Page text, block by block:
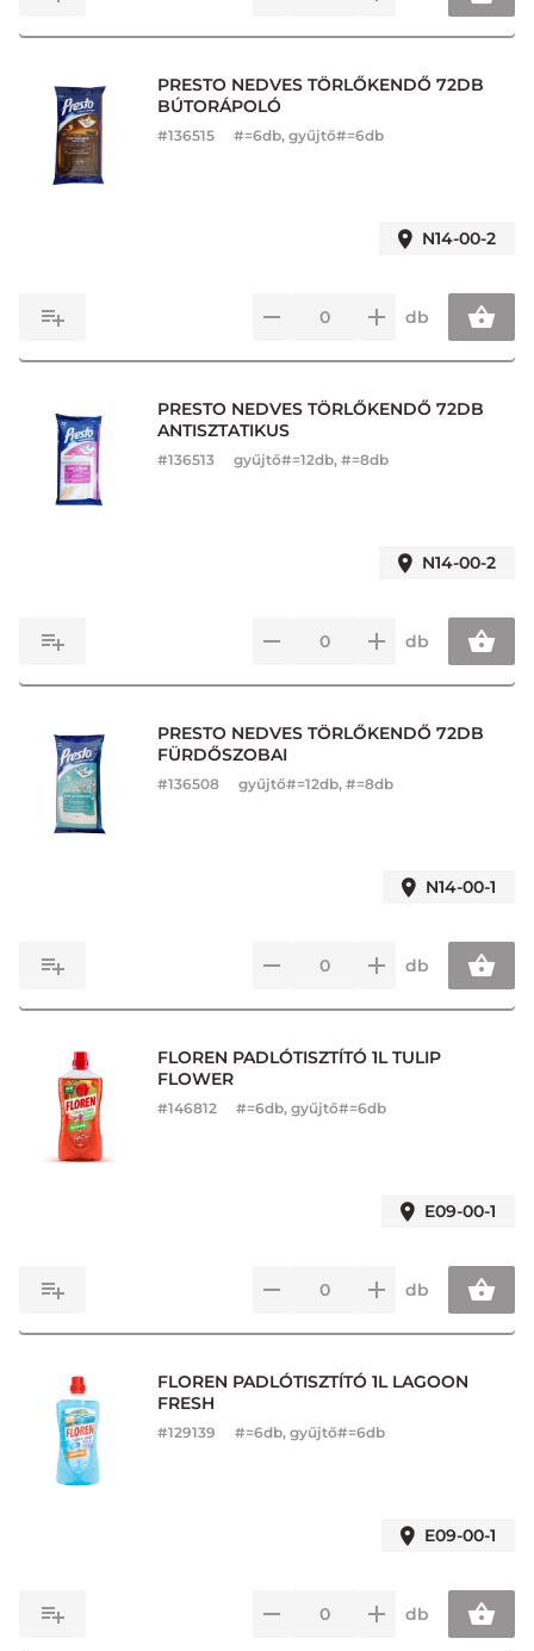
PRESTO NEDVES TÖRLŐKENDŐ 72DB
BÚTORÁPOLÓ
#136515 #=6db, gyűjtő#=6db
N14-00-2
db
PRESTO NEDVES TÖRLŐKENDŐ 72DB
ANTISZTATIKUS
#136513 gyűjtő#=12db, #=8db
N14-00-2
db
PRESTO NEDVES TÖRLŐKENDŐ 72DB
FÜRDŐSZOBAI
#136508 gyűjtő#=12db, #=8db
N14-00-1
db
FLOREN PADLÓTISZTÍTÓ 1L TULIP
FLOWER
#146812 #=6db, gyűjtő#=6db
E09-00-1
db
FLOREN PADLÓTISZTÍTÓ 1L LAGOON
FRESH
#129139 #=6db, gyűjtő#=6db
E09-00-1
db